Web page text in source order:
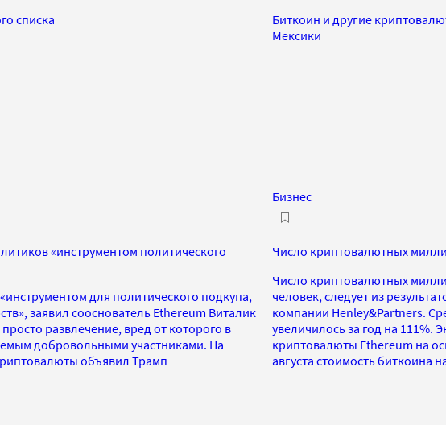
списка
Биткоин и другие
Мексики
«инструментом политического
для политического подкупа,
заявил сооснователь Ethereum Виталик
развлечение, вред от которого в
добровольными участниками. На
объявил Трамп
Бизнес
Число криптовалютных
Число криптовалютных
человек, следует из
компании Henley&Partners.
увеличилось за год на 111%.
криптовалюты Ethereum на
августа стоимость биткоина